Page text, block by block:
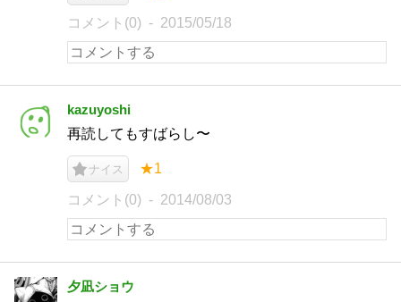
コメント(0) 2015/05/18
kazuyoshi
再読してもすばらし〜
ナイス ★1
コメント(0) 2014/08/03
夕凪ショウ